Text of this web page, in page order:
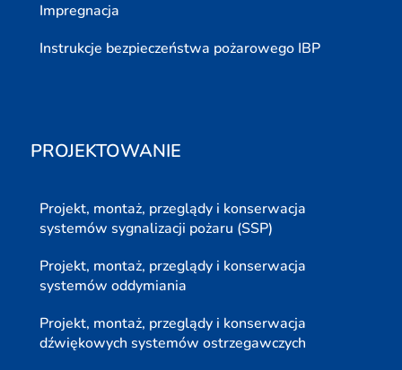
Impregnacja
Instrukcje bezpieczeństwa pożarowego IBP
PROJEKTOWANIE
Projekt, montaż, przeglądy i konserwacja
systemów sygnalizacji pożaru (SSP)
Projekt, montaż, przeglądy i konserwacja
systemów oddymiania
Projekt, montaż, przeglądy i konserwacja
dźwiękowych systemów ostrzegawczych